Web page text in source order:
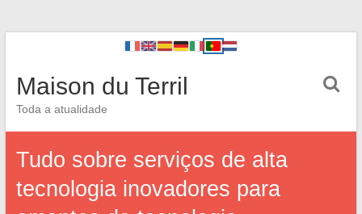
Maison du Terril
Toda a atualidade
Tudo sobre serviços de alta
tecnologia inovadores para